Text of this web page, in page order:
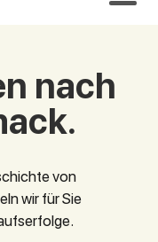
nach
von
wir für Sie